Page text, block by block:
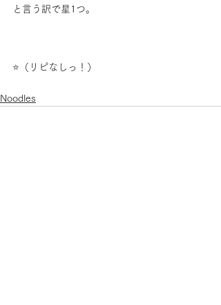
と言う訳で星1つ。
⭐（リピなしっ！）
Noodles